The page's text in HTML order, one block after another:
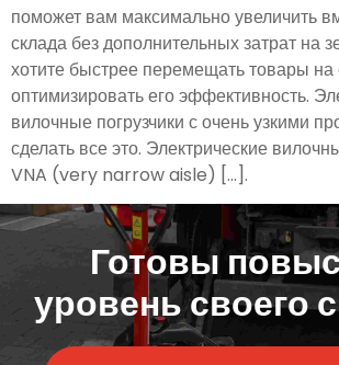
поможет вам максимально увеличить
склада без дополнительных затрат на
хотите быстрее перемещать товары на
оптимизировать его эффективность.
вилочные погрузчики с очень узкими
сделать все это. Электрические
VNA (very narrow aisle) [...].
Готовы
уровень своего